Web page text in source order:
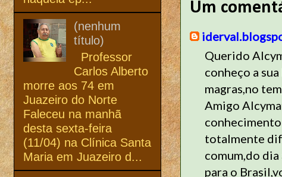
Um
Querido
conheço a
magras,no
Amigo
totalmente
comum,do
para o
(nenhum
título)
Professor
Carlos Alberto
morre aos 74 em
Juazeiro do Norte
Faleceu na manhã
desta sexta-feira
(11/04) na Clínica Santa
Maria em Juazeiro d...